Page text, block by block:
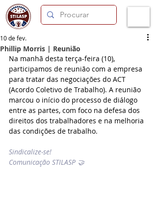
Phillip Morris | Reunião
10 de fev.
Na manhã desta terça-feira (10),
participamos de reunião com a empresa
para tratar das negociações do ACT
(Acordo Coletivo de Trabalho). A reunião
marcou o início do processo de diálogo
entre as partes, com foco na defesa dos
direitos dos trabalhadores e na melhoria
das condições de trabalho.
Sindicalize-se!
Comunicação STILASP 🤝